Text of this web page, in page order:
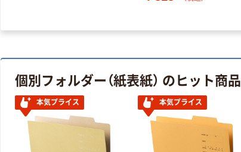
個別フォルダー（紙表紙） のヒット商品
本気プライス 本気プライス
付き／2Lラベル
クルオリジナル